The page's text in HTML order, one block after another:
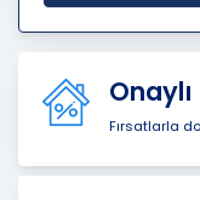
KİŞİSEL
İLKELERİ
KVKK’ya
Danışmanlık
Fırsatlarla